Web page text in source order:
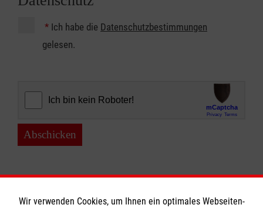
* Ich habe die Datenschutzbestimmungen
gelesen.
Abschicken
Wir verwenden Cookies, um Ihnen ein optimales Webseiten-